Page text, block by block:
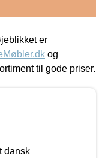
er
og
til gode priser.
dansk